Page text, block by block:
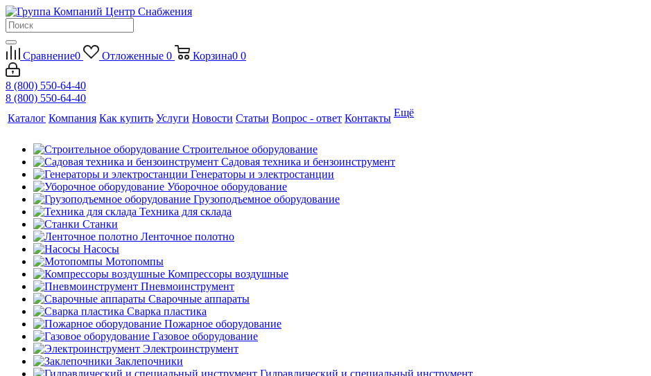
Сравнение0 Отложенные 0 Корзина0 0
8 (800) 550-64-40
8 (800) 550-64-40
Каталог Компания Как купить Услуги Новости Статьи Вопрос - ответ Контакты Ещё
Строительное оборудование
Садовая техника и бензоинструмент
Генераторы и электростанции
Уборочное оборудование
Грузоподъемное оборудование
Техника для склада
Станки
Ленточное полотно
Насосы
Мотопомпы
Компрессоры воздушные
Пневмоинструмент
Сварочные аппараты
Сварка пластика
Пожарное оборудование
Газовое оборудование
Электроинструмент
Заклепочники
Гидравлический и специальный инструмент